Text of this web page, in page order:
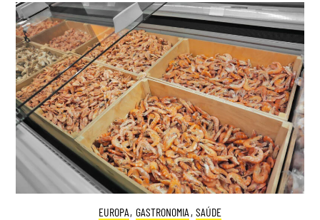
EUROPA, GASTRONOMIA , SAÚDE